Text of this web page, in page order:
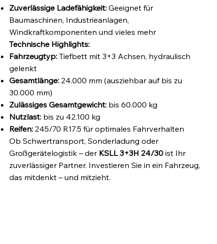
Zuverlässige Ladefähigkeit: Geeignet für
Baumaschinen, Industrieanlagen,
Windkraftkomponenten und vieles mehr
Technische Highlights:
Fahrzeugtyp: Tiefbett mit 3+3 Achsen, hydraulisch
gelenkt
Gesamtlänge: 24.000 mm (ausziehbar auf bis zu
30.000 mm)
Zulässiges Gesamtgewicht: bis 60.000 kg
Nutzlast: bis zu 42.100 kg
Reifen: 245/70 R17.5 für optimales Fahrverhalten
Ob Schwertransport, Sonderladung oder
Großgerätelogistik – der KSLL 3+3H 24/30 ist Ihr
zuverlässiger Partner. Investieren Sie in ein Fahrzeug,
das mitdenkt – und mitzieht.